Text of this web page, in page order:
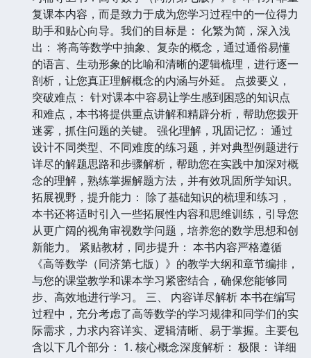
复课本内容，而是致力于成为您学习过程中的一位得力
助手和贴心向导。我们的目标是： 化繁为简，深入浅
出： 将高等数学中抽象、复杂的概念，通过通俗易懂
的语言、生动形象的比喻和清晰的逻辑梳理，进行逐一
剖析，让您真正理解概念的内涵与外延。 点拨要义，
突破难点： 针对课本中容易让学生感到困惑的知识点
和难点，本书将提供重点讲解和精辟分析，帮助您拨开
迷雾，抓住问题的关键。 强化理解，巩固记忆： 通过
设计不同类型、不同难度的练习题，并对典型例题进行
详尽的解题思路和步骤解析，帮助您在实践中加深对概
念的理解，熟练掌握解题方法，并有效巩固所学知识。
拓展视野，提升能力： 除了基础知识的梳理和练习，
本书还将适时引入一些拓展性内容和思维训练，引导您
从更广阔的视角审视数学问题，培养您的数学思想和创
新能力。 紧贴教材，同步提升： 本书内容严格遵循
《高等数学（同济第七版）》的教学大纲和章节编排，
与您的课堂教学和课本学习紧密结合，确保您能够同
步、高效地进行学习。 三、 内容详尽解析 本书在编写
过程中，充分考虑了高等数学的学习规律和同学们的实
际需求，力求内容详实、逻辑清晰、易于掌握。主要包
含以下几个部分： 1. 核心概念深度解析： 极限： 详细